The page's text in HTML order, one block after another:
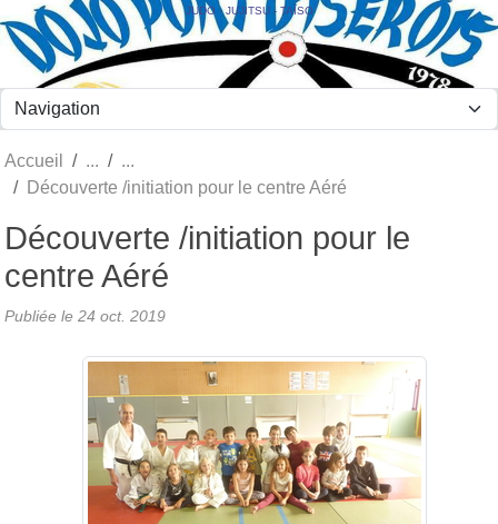
JUDO - JUJITSU - TAÏSO
Accueil
Découverte /initiation pour le centre Aéré
Découverte /initiation pour le
centre Aéré
Publiée le 24 oct. 2019
Panneau de gestion des cookies